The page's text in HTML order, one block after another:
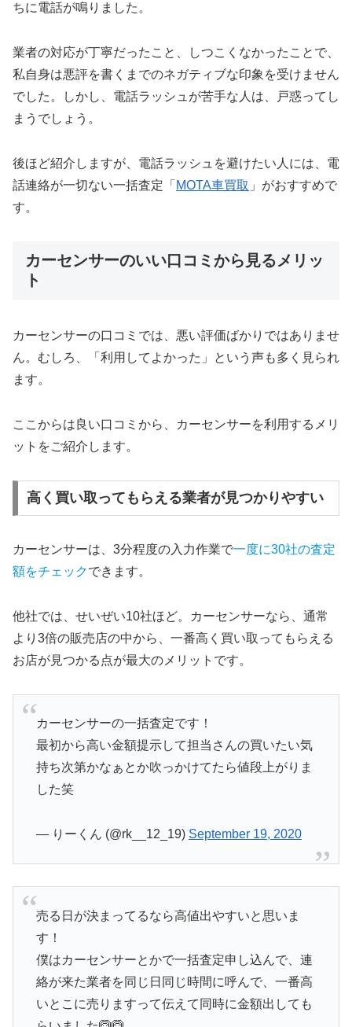
ちに電話が鳴りました。
業者の対応が丁寧だったこと、しつこくなかったことで、
私自身は悪評を書くまでのネガティブな印象を受けません
でした。しかし、電話ラッシュが苦手な人は、戸惑ってし
まうでしょう。
後ほど紹介しますが、電話ラッシュを避けたい人には、電
話連絡が一切ない一括査定「 MOTA車買取 」がおすすめで
す。
カーセンサーのいい口コミから見るメリッ
ト
カーセンサーの口コミでは、悪い評価ばかりではありませ
ん。むしろ、「利用してよかった」という声も多く見られ
ます。
ここからは良い口コミから、カーセンサーを利用するメリ
ットをご紹介します。
高く買い取ってもらえる業者が見つかりやすい
カーセンサーは、3分程度の入力作業で一度に30社の査定
額をチェックできます。
他社では、せいぜい10社ほど。カーセンサーなら、通常
より3倍の販売店の中から、一番高く買い取ってもらえる
お店が見つかる点が最大のメリットです。
カーセンサーの一括査定です！
最初から高い金額提示して担当さんの買いたい気
持ち次第かなぁとか吹っかけてたら値段上がりま
した笑
— りーくん (@rk__12_19) September 19, 2020
売る日が決まってるなら高値出やすいと思いま
す！
僕はカーセンサーとかで一括査定申し込んで、連
絡が来た業者を同じ日同じ時間に呼んで、一番高
いとこに売りますって伝えて同時に金額出しても